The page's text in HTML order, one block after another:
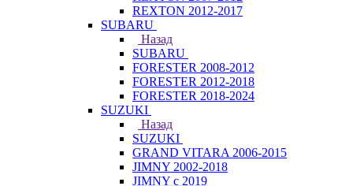
REXTON 2012-2017
SUBARU
Назад
SUBARU
FORESTER 2008-2012
FORESTER 2012-2018
FORESTER 2018-2024
SUZUKI
Назад
SUZUKI
GRAND VITARA 2006-2015
JIMNY 2002-2018
JIMNY с 2019